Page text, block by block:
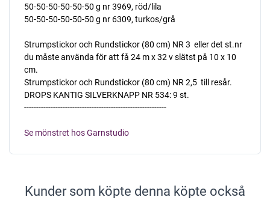
50-50-50-50-50-50 g nr 3969, röd/lila
50-50-50-50-50-50 g nr 6309, turkos/grå
Strumpstickor och Rundstickor (80 cm) NR 3  eller det st.nr
du måste använda för att få 24 m x 32 v slätst på 10 x 10
cm.
Strumpstickor och Rundstickor (80 cm) NR 2,5  till resår.
DROPS KANTIG SILVERKNAPP NR 534: 9 st.
-----------------------------------------------------------
Se mönstret hos Garnstudio
Kunder som köpte denna köpte också